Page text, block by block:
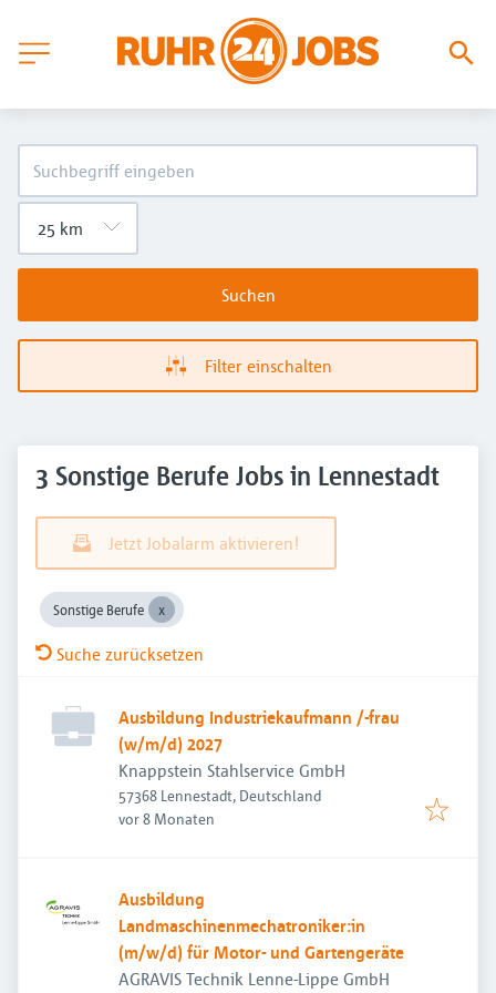
Suchen
Filter einschalten
3 Sonstige Berufe Jobs in Lennestadt
Jetzt Jobalarm aktivieren!
Sonstige Berufe
Suche zurücksetzen
Ausbildung Industriekaufmann /-frau
(w/m/d) 2027
Knappstein Stahlservice GmbH
57368 Lennestadt, Deutschland
Veröffentlicht:
vor 8 Monaten
Ausbildung
Landmaschinenmechatroniker:in
(m/w/d) für Motor- und Gartengeräte
AGRAVIS Technik Lenne-Lippe GmbH